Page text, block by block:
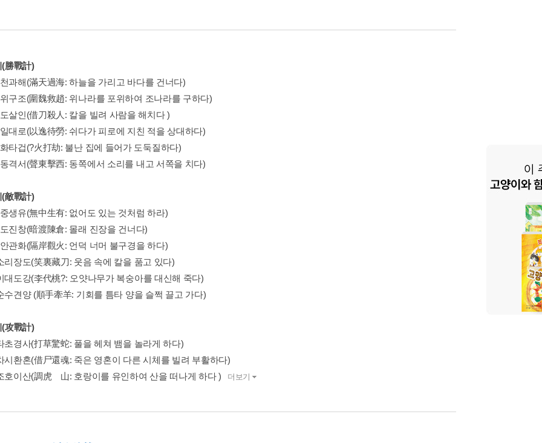
勝戰計)
과해(滿天過海: 하늘을 가리고 바다를 건너다)
구조(圍魏救趙: 위나라를 포위하여 조나라를 구하다)
살인(借刀殺人: 칼을 빌려 사람을 해치다 )
대로(以逸待勞: 쉬다가 피로에 지친 적을 상대하다)
타겁(?火打劫: 불난 집에 들어가 도둑질하다)
격서(聲東擊西: 동쪽에서 소리를 내고 서쪽을 치다)
敵戰計)
생유(無中生有: 없어도 있는 것처럼 하라)
진창(暗渡陳倉: 몰래 진장을 건너다)
관화(隔岸觀火: 언덕 너머 불구경을 하다)
리장도(笑裏藏刀: 웃음 속에 칼을 품고 있다)
대도강(李代桃?: 오얏나무가 복숭아를 대신해 죽다)
수견양 (順手牽羊: 기회를 틈타 양을 슬쩍 끌고 가다)
攻戰計)
초경사(打草驚蛇: 풀을 헤쳐 뱀을 놀라게 하다)
시환혼(借尸還魂: 죽은 영혼이 다른 시체를 빌려 부활하다)
호이산(調虎離山: 호랑이를 유인하여 산을 떠나게 하다 )
더보기